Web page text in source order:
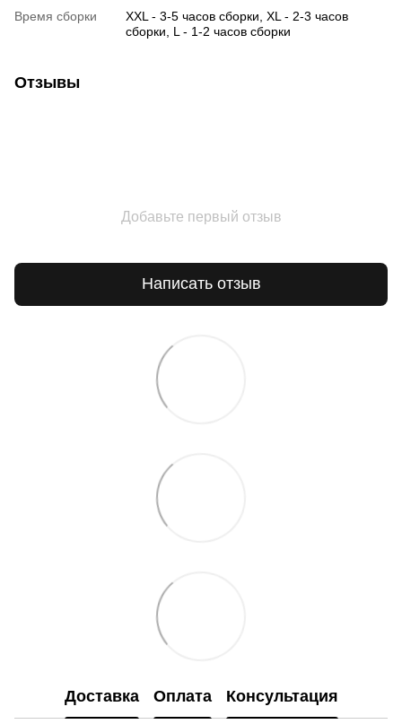
Время сборки
XXL - 3-5 часов сборки, XL - 2-3 часов
сборки, L - 1-2 часов сборки
Отзывы
Добавьте первый отзыв
Написать отзыв
Доставка Оплата Консультация